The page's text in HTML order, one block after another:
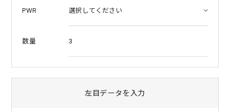
PWR
数量 3
左目データを入力